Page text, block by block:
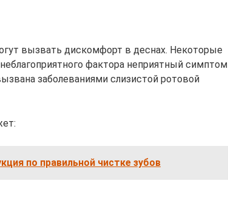
вызвать дискомфорт в деснах. Некоторые
фактора неприятный симптом
заболеваниями слизистой ротовой
по правильной чистке зубов